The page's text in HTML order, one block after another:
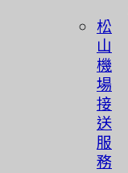
松
山
機
場
接
送
服
務